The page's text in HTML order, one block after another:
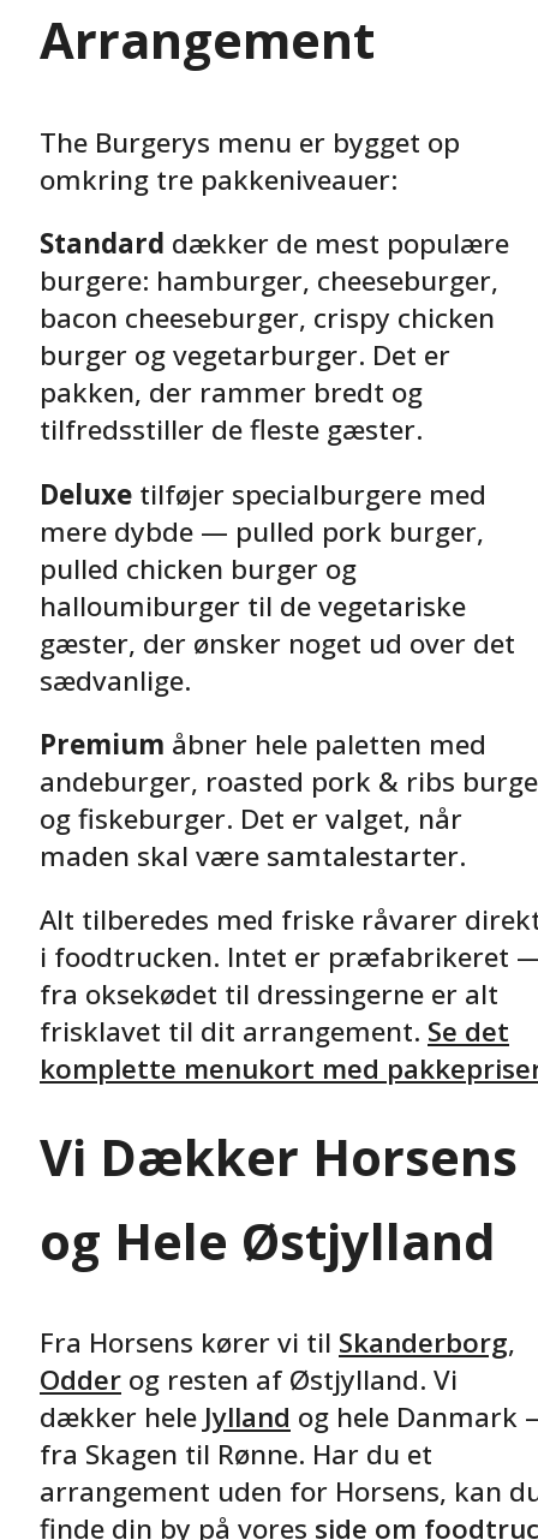
Arrangement
The Burgerys menu er bygget op
omkring tre pakkeniveauer:
Standard dækker de mest populære
burgere: hamburger, cheeseburger,
bacon cheeseburger, crispy chicken
burger og vegetarburger. Det er
pakken, der rammer bredt og
tilfredsstiller de fleste gæster.
Deluxe tilføjer specialburgere med
mere dybde — pulled pork burger,
pulled chicken burger og
halloumiburger til de vegetariske
gæster, der ønsker noget ud over det
sædvanlige.
Premium åbner hele paletten med
andeburger, roasted pork & ribs
og fiskeburger. Det er valget, når
maden skal være samtalestarter.
Alt tilberedes med friske råvarer
i foodtrucken. Intet er præfabrikeret
fra oksekødet til dressingerne er alt
frisklavet til dit arrangement. Se det
komplette menukort med
Vi Dækker Horsens
og Hele Østjylland
Fra Horsens kører vi til Skanderborg,
Odder og resten af Østjylland. Vi
dækker hele Jylland og hele Danmark
fra Skagen til Rønne. Har du et
arrangement uden for Horsens, kan
finde din by på vores side om